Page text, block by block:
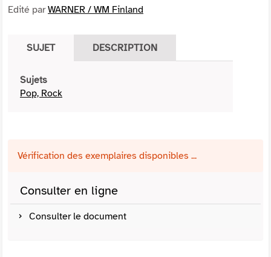
Edité parWARNER / WM Finland
SUJET DESCRIPTION
Sujets
Pop, Rock
Vérification des exemplaires disponibles ...
Consulter en ligne
Consulter le document